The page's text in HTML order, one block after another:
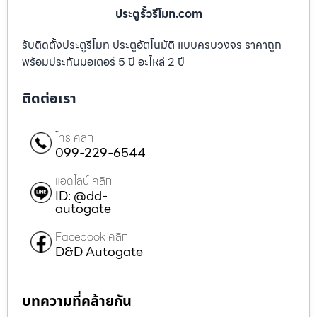
ประตูรั้วรีโมท.com
รับติดตั้งประตูรีโมท ประตูอัตโนมัติ แบบครบวงจร ราคาถูก
พร้อมประกันมอเตอร์ 5 ปี อะไหล่ 2 ปี
ติดต่อเรา
โทร คลิก
099-229-6544
แอดไลน์ คลิก
ID: @dd-
autogate
Facebook คลิก
D&D Autogate
บทความที่คล้ายกัน